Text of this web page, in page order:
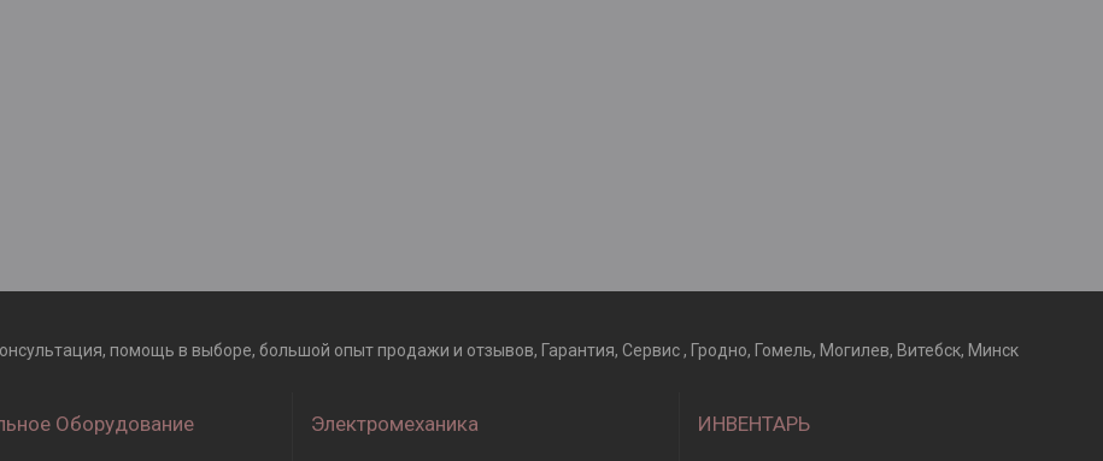
помощь в выборе, большой опыт продажи и отзывов, Гарантия, Сервис , Гродно, Гомель, Могилев, Витебск, Минск
Оборудование Электромеханика ИНВЕНТАРЬ